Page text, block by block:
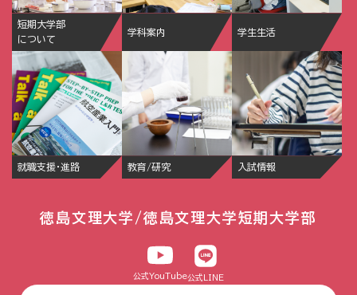
短期大学部
について
学科案内 学生生活
就職支援・進路 教育/研究 入試情報
徳島文理大学/徳島文理大学短期大学部
公式YouTube公式LINE